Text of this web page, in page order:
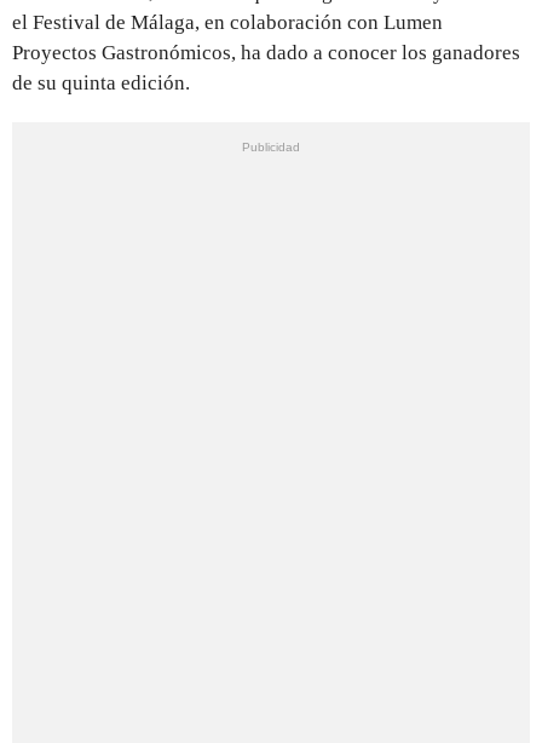
el Festival de Málaga, en colaboración con Lumen
Proyectos Gastronómicos, ha dado a conocer los ganadores
de su quinta edición.